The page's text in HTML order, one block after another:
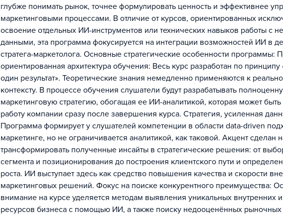
глубже понимать рынок, точнее формулировать ценность и эффективнее
маркетинговыми процессами. В отличие от курсов, ориентированных
освоение отдельных ИИ-инструментов или технических навыков работы с
данными, эта программа фокусируется на интеграции возможностей ИИ в
стратега-маркетолога. Основные стратегические особенности программы:
ориентированная архитектура обучения: Весь курс разработан по принципу
один результат». Теоретические знания немедленно применяются к
контексту. В процессе обучения слушатели будут разрабатывать
маркетинговую стратегию, обогащая ее ИИ-аналитикой, которая может
работу компании сразу после завершения курса. Стратегия, усиленная
Программа формирует у слушателей компетенции в области data-driven
маркетинге, но не ограничивается аналитикой, как таковой. Акцент сделан
трансформировать полученные инсайты в стратегические решения: от
сегмента и позиционирования до построения клиентского пути и
роста. ИИ выступает здесь как средство повышения качества и скорости
маркетинговых решений. Фокус на поиске конкурентного преимущества:
внимание на курсе уделяется методам выявления уникальных внутренних
ресурсов бизнеса с помощью ИИ, а также поиску недооценённых